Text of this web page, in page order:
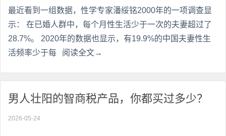
最近看到一组数据，性学专家潘绥铭2000年的一项调查显
示： 在已婚人群中，每个月性生活少于一次的夫妻超过了
28.7%。 2020年的数据也显示，有19.9%的中国夫妻性生
活频率少于每
阅读全文→
男人壮阳的智商税产品，你都买过多少？
2026-05-24